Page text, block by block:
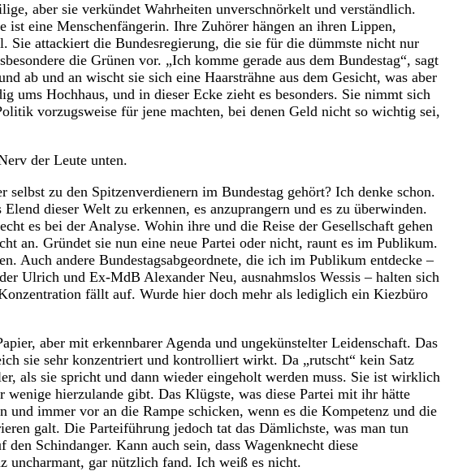
aber sie verkündet Wahrheiten unverschnörkelt und verständlich.
eine Menschenfängerin. Ihre Zuhörer hängen an ihren Lippen,
Sie attackiert die Bundesregierung, die sie für die dümmste nicht nur
die Grünen vor. „Ich komme gerade aus dem Bundestag“, sagt
ab und an wischt sie sich eine Haarsträhne aus dem Gesicht, was aber
ums Hochhaus, und in dieser Ecke zieht es besonders. Sie nimmt sich
vorzugsweise für jene machten, bei denen Geld nicht so wichtig sei,
der Leute unten.
selbst zu den Spitzenverdienern im Bundestag gehört? Ich denke schon.
dieser Welt zu erkennen, es anzuprangern und es zu überwinden.
es bei der Analyse. Wohin ihre und die Reise der Gesellschaft gehen
an. Gründet sie nun eine neue Partei oder nicht, raunt es im Publikum.
Auch andere Bundestagsabgeordnete, die ich im Publikum entdecke –
Ulrich und Ex-MdB Alexander Neu, ausnahmslos Wessis – halten sich
fällt auf. Wurde hier doch mehr als lediglich ein Kiezbüro
aber mit erkennbarer Agenda und ungekünstelter Leidenschaft. Das
sie sehr konzentriert und kontrolliert wirkt. Da „rutscht“ kein Satz
als sie spricht und dann wieder eingeholt werden muss. Sie ist wirklich
wenige hierzulande gibt. Das Klügste, was diese Partei mit ihr hätte
und immer vor an die Rampe schicken, wenn es die Kompetenz und die
galt. Die Parteiführung jedoch tat das Dämlichste, was man tun
Schindanger. Kann auch sein, dass Wagenknecht diese
uncharmant, gar nützlich fand. Ich weiß es nicht.